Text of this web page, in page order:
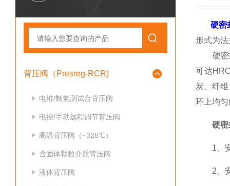
背压阀（Presreg-RCR)
电堆/制氢测试台背压阀
电控/手动远程调节背压阀
高温背压阀（~328℃）
含固体颗粒介质背压阀
液体背压阀
硬密
形式为
硬密封
可达
炭、纤
环上均
硬
1、安
2、安